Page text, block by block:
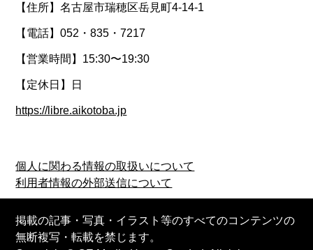
【住所】名古屋市瑞穂区岳見町4-14-1
【電話】052・835・7217
【営業時間】15:30〜19:30
【定休日】日
https://libre.aikotoba.jp
個人に関わる情報の取扱いについて
利用者情報の外部送信について
掲載の記事・写真・イラスト等のすべてのコンテンツの
無断複写・転載を禁じます。